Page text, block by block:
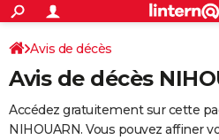
ACTUALITÉS
Politique
Société
Faits Divers
Education
Monde
Villes
+
SPORT
Coupe du monde 2026
Football
Tennis
Cyclisme
Rugby
Forum
Programme TV
TNT
Streaming
Cinéma
Sorties cinéma
Musique
+
FINANCE
Avis de décès
Avis de décès
Accédez gratuitement sur cette
NIHOUARN. Vous pouvez affiner